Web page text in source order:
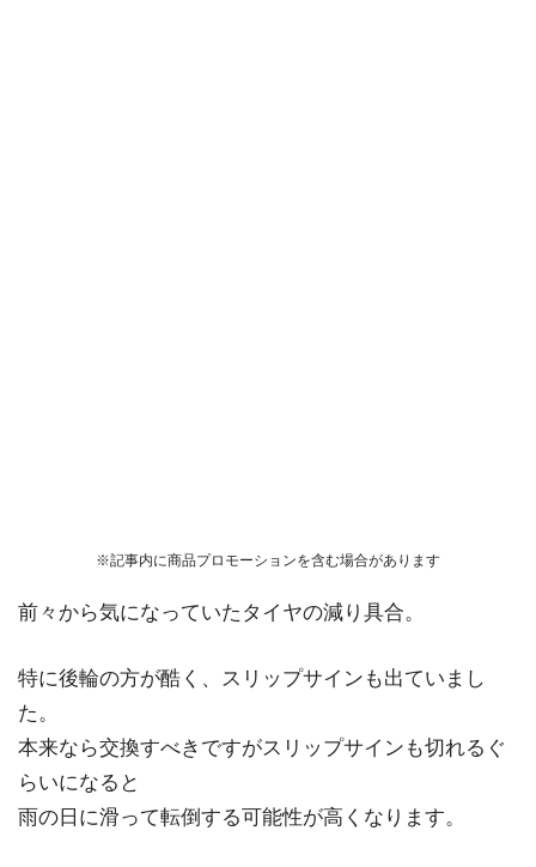
※記事内に商品プロモーションを含む場合があります
前々から気になっていたタイヤの減り具合。
特に後輪の方が酷く、スリップサインも出ていまし
た。
本来なら交換すべきですがスリップサインも切れるぐ
らいになると
雨の日に滑って転倒する可能性が高くなります。